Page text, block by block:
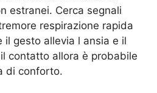
estranei. Cerca segnali
respirazione rapida
il gesto allevia l ansia e il
contatto allora è probabile
di conforto.